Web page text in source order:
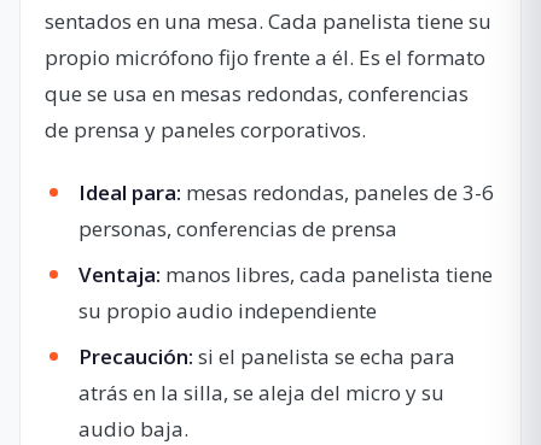
sentados en una mesa. Cada panelista tiene su
propio micrófono fijo frente a él. Es el formato
que se usa en mesas redondas, conferencias
de prensa y paneles corporativos.
Ideal para: mesas redondas, paneles de 3-6
personas, conferencias de prensa
Ventaja: manos libres, cada panelista tiene
su propio audio independiente
Precaución: si el panelista se echa para
atrás en la silla, se aleja del micro y su
audio baja.